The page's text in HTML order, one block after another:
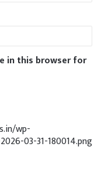
in this browser for
wp-
03-31-180014.png